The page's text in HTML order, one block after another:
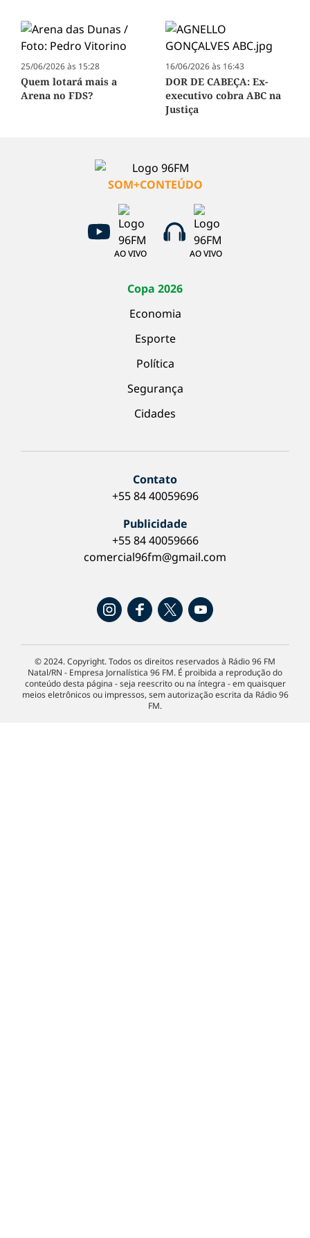
25/06/2026 às 15:28
Quem lotará mais a
Arena no FDS?
16/06/2026 às 16:43
DOR DE CABEÇA: Ex-
executivo cobra ABC na
Justiça
SOM+CONTEÚDO
AO VIVO AO VIVO
Copa 2026
Economia
Esporte
Política
Segurança
Cidades
Contato
+55 84 40059696
Publicidade
+55 84 40059666
comercial96fm@gmail.com
© 2024. Copyright. Todos os direitos reservados à Rádio 96 FM
Natal/RN - Empresa Jornalística 96 FM. É proibida a reprodução do
conteúdo desta página - seja reescrito ou na íntegra - em quaisquer
meios eletrônicos ou impressos, sem autorização escrita da Rádio 96
FM.